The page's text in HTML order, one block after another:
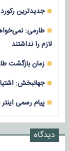
جدیدترین
طارمی:
لازم را نداشتند
زمان بازگشت
جهانبخش:
پیام رسمی
دیدگاه